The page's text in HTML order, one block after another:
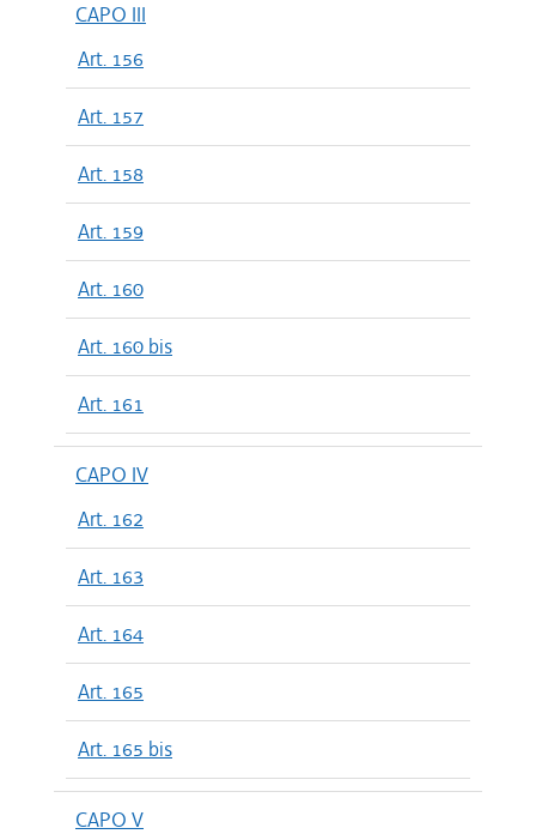
CAPO III
Art. 156
Art. 157
Art. 158
Art. 159
Art. 160
Art. 160 bis
Art. 161
CAPO IV
Art. 162
Art. 163
Art. 164
Art. 165
Art. 165 bis
CAPO V